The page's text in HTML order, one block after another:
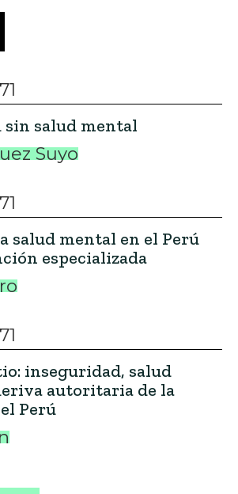
sin salud mental
Suyo
salud mental en el Perú
especializada
inseguridad, salud
autoritaria de la
Perú